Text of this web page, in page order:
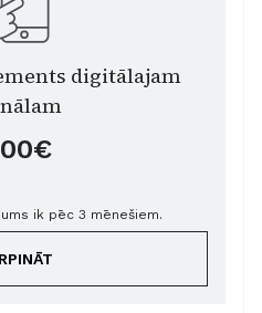
digitālajam
ik pēc 3 mēnešiem.